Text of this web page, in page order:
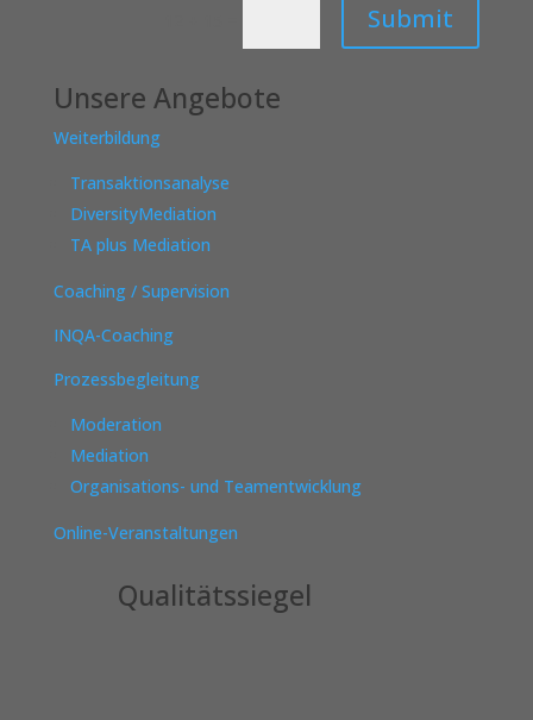
Submit
Unsere Angebote
Weiterbildung
Transaktionsanalyse
DiversityMediation
TA plus Mediation
Coaching / Supervision
INQA-Coaching
Prozessbegleitung
Moderation
Mediation
Organisations- und Teamentwicklung
Online-Veranstaltungen
Qualitätssiegel